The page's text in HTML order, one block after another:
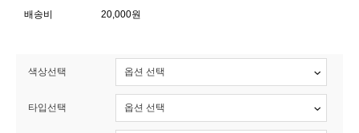
배송비 20,000원
색상선택
타입선택